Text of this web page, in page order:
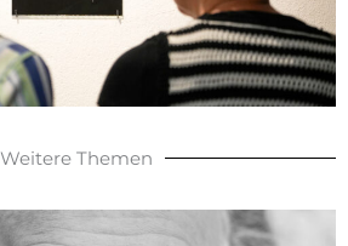
Weitere Themen